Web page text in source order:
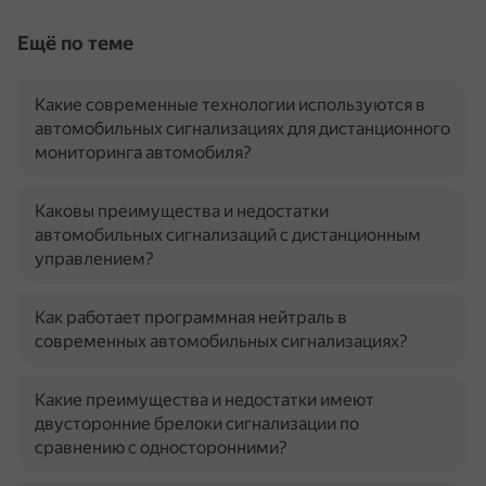
Ещё по теме
Какие современные технологии используются в
автомобильных сигнализациях для дистанционного
мониторинга автомобиля?
Каковы преимущества и недостатки
автомобильных сигнализаций с дистанционным
управлением?
Как работает программная нейтраль в
современных автомобильных сигнализациях?
Какие преимущества и недостатки имеют
двусторонние брелоки сигнализации по
сравнению с односторонними?